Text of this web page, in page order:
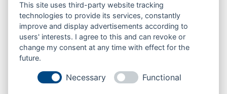
Treffen Sie uns vor
Ort.
Wir sind auch während der zwei Wochen bis
zur Stichwahl am 22. März in Neuburg
This site uses third-party website tracking
technologies to provide its services, constantly
improve and display advertisements according to
users' interests. I agree to this and can revoke or
change my consent at any time with effect for the
future.
Necessary Functional